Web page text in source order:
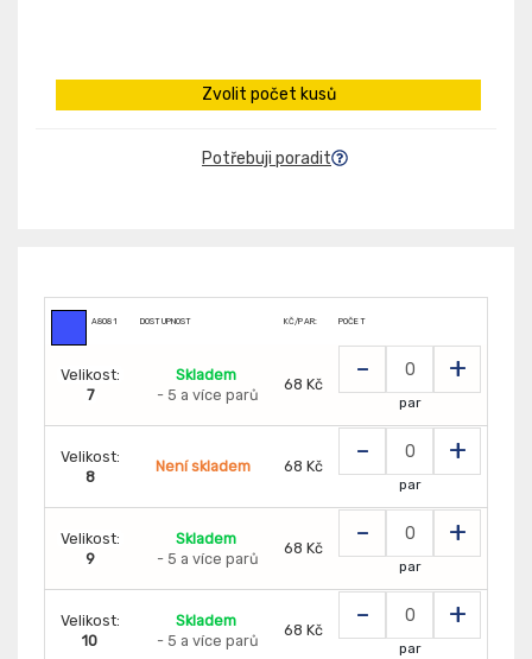
Zvolit počet kusů
Potřebuji poradit
A8081 DOSTUPNOST KČ/PAR: POČET
Velikost:
7
Skladem
- 5 a více parů
68 Kč - +
par
Velikost:
8
Není skladem 68 Kč - +
par
Velikost:
9
Skladem
- 5 a více parů
68 Kč - +
par
Velikost:
10
Skladem
- 5 a více parů
68 Kč - +
par